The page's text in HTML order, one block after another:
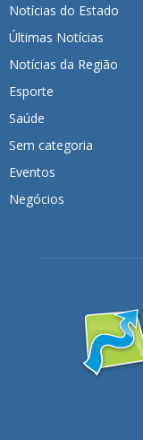
Notícias do Estado
Últimas Notícias
Notícias da Região
Esporte
Saúde
Sem categoria
Eventos
Negócios